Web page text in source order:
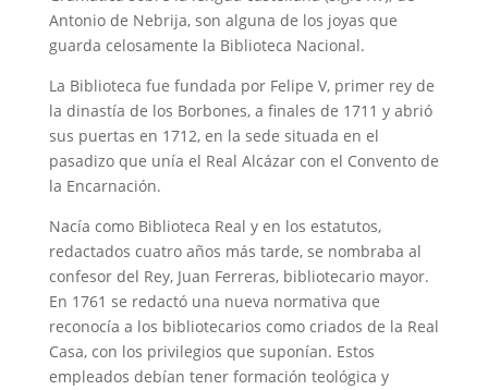
Antonio de Nebrija, son alguna de los joyas que
guarda celosamente la Biblioteca Nacional.
La Biblioteca fue fundada por Felipe V, primer rey de
la dinastía de los Borbones, a finales de 1711 y abrió
sus puertas en 1712, en la sede situada en el
pasadizo que unía el Real Alcázar con el Convento de
la Encarnación.
Nacía como Biblioteca Real y en los estatutos,
redactados cuatro años más tarde, se nombraba al
confesor del Rey, Juan Ferreras, bibliotecario mayor.
En 1761 se redactó una nueva normativa que
reconocía a los bibliotecarios como criados de la Real
Casa, con los privilegios que suponían. Estos
empleados debían tener formación teológica y